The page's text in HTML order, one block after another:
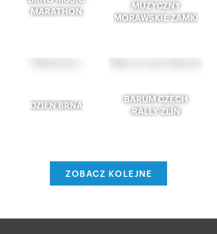
MARATHON
MUZYCZNY
MORAWSKIE ZAMKI
DZIEŃ BRNA
BARUM CZECH
RALLY ZLÍN
ZOBACZ KOLEJNE